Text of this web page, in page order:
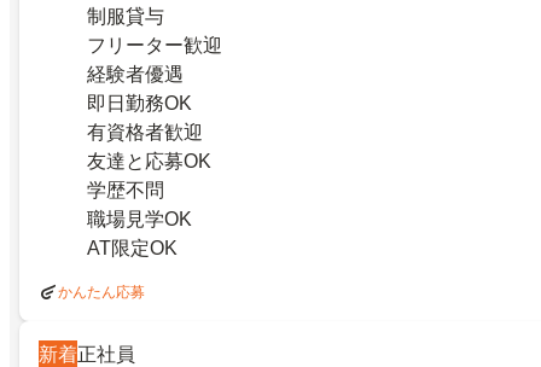
制服貸与
フリーター歓迎
経験者優遇
即日勤務OK
有資格者歓迎
友達と応募OK
学歴不問
職場見学OK
AT限定OK
かんたん応募
新着正社員